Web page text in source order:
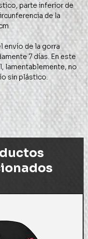
parte inferior de
de la
envío de la gorra
7 días. En este
lamentablemente, no
sin plástico.